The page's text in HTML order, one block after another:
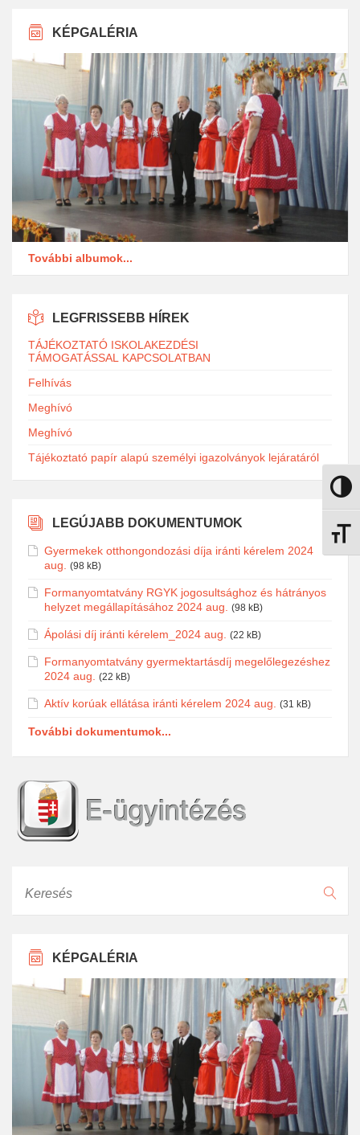
Nagy
KÉPGALÉRIA
További albumok...
LEGFRISSEBB HÍREK
TÁJÉKOZTATÓ ISKOLAKEZDÉSI
TÁMOGATÁSSAL KAPCSOLATBAN
Felhívás
Meghívó
Meghívó
Tájékoztató papír alapú személyi igazolványok lejáratáról
LEGÚJABB DOKUMENTUMOK
Gyermekek otthongondozási díja iránti kérelem 2024
aug. (98 kB)
Formanyomtatvány RGYK jogosultsághoz és hátrányos
helyzet megállapításához 2024 aug. (98 kB)
Ápolási díj iránti kérelem_2024 aug. (22 kB)
Formanyomtatvány gyermektartásdíj megelőlegezéshez
2024 aug. (22 kB)
Aktív korúak ellátása iránti kérelem 2024 aug. (31 kB)
További dokumentumok...
KÉPGALÉRIA